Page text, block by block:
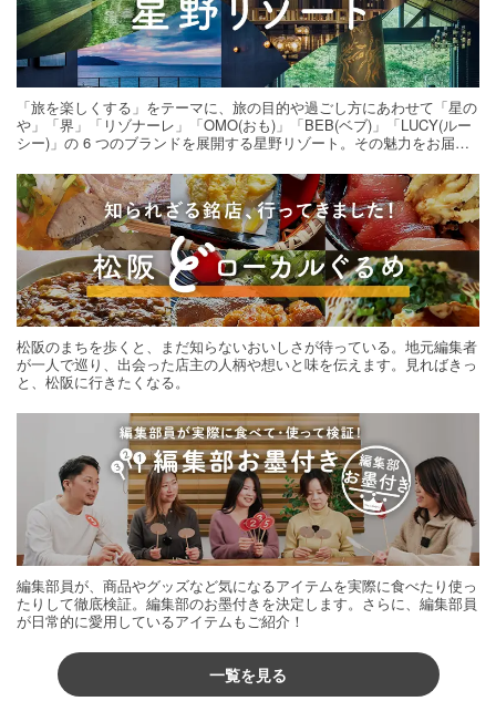
「旅を楽しくする」をテーマに、旅の目的や過ごし方にあわせて「星の
や」「界」「リゾナーレ」「OMO(おも)」「BEB(ベブ)」「LUCY(ルー
シー)」の 6 つのブランドを展開する星野リゾート。その魅力をお届け
松阪のまちを歩くと、まだ知らないおいしさが待っている。地元編集者
が一人で巡り、出会った店主の人柄や想いと味を伝えます。見ればきっ
と、松阪に行きたくなる。
編集部員が、商品やグッズなど気になるアイテムを実際に食べたり使っ
たりして徹底検証。編集部のお墨付きを決定します。さらに、編集部員
が日常的に愛用しているアイテムもご紹介！
一覧を見る